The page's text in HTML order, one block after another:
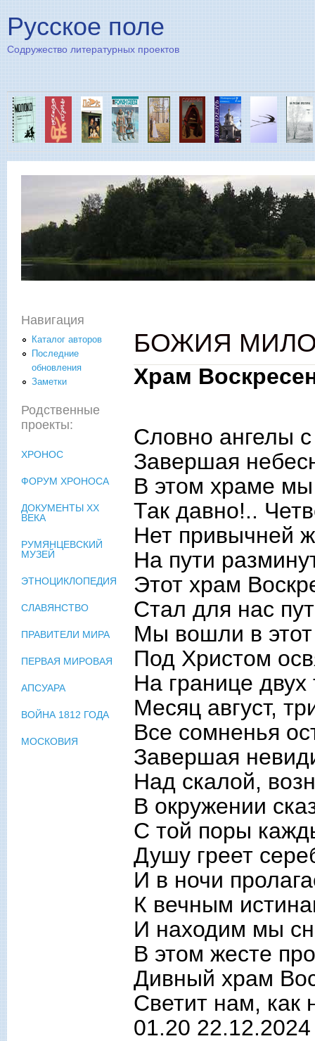
Русское поле
Содружество литературных проектов
БОЖИЯ
Храм
Словно ангелы
Завершая
В этом храме
Так давно!..
Нет привычней
На пути
Этот храм
Стал для нас
Мы вошли в
Под Христом
На границе двух
Месяц август,
Все сомненья
Завершая
Над скалой,
В окружении
С той поры
Душу греет
И в ночи
К вечным
И находим мы
В этом жесте
Дивный храм
Светит нам, как
01.20 22.12.2024
Навигация
Каталог авторов
Последние
обновления
Заметки
Родственные
проекты:
ХРОНОС
ФОРУМ ХРОНОСА
ДОКУМЕНТЫ XX
ВЕКА
РУМЯНЦЕВСКИЙ
МУЗЕЙ
ЭТНОЦИКЛОПЕДИЯ
СЛАВЯНСТВО
ПРАВИТЕЛИ МИРА
ПЕРВАЯ МИРОВАЯ
АПСУАРА
ВОЙНА 1812 ГОДА
МОСКОВИЯ